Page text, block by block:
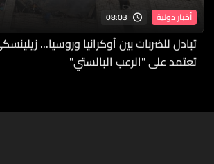
أخبار دولية 08:03
تبادل للضربات بين أوكرانيا وروسيا...
تعتمد على "الرعب البالستي"